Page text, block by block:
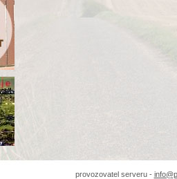
provozovatel serveru -